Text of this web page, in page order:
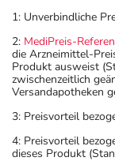
1: Unverbindliche
2: MediPreis-
die Arzneimittel-
Produkt ausweist
zwischenzeitlich
Versandapotheken
3: Preisvorteil
4: Preisvorteil
dieses Produkt